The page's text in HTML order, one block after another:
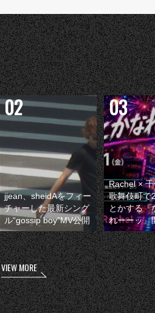
jjean、sheidAをフィー
チャーした最新シング
ル“gossip boy”MV公開
Rachel ×
歌舞伎町で
とかする『
れーーッ』
VIEW MORE